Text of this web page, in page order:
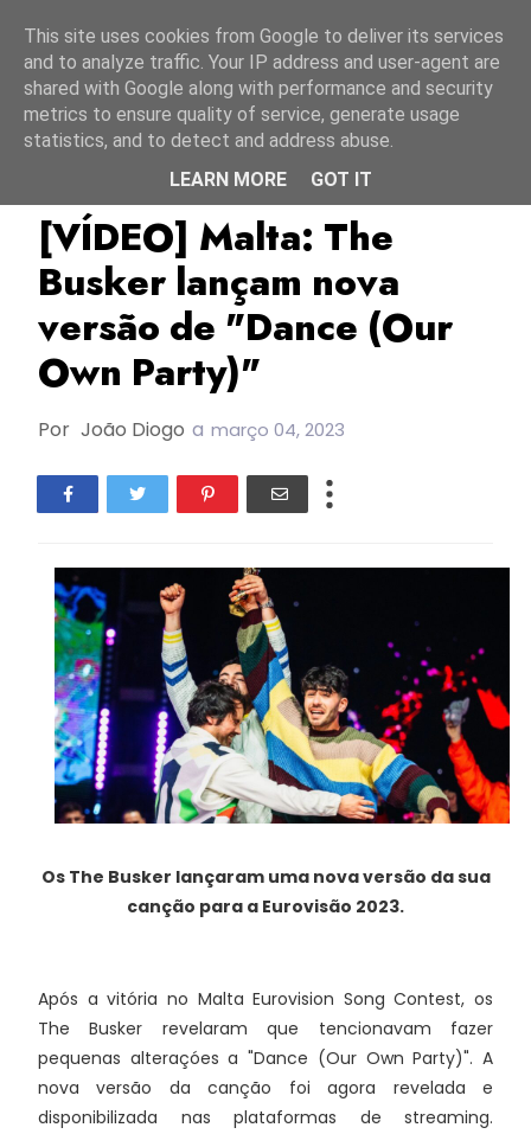
Malta The Busker
[VÍDEO] Malta: The
Busker lançam nova
versão de "Dance (Our
Own Party)"
Por João Diogo a março 04, 2023
Os The Busker lançaram uma nova versão da sua
canção para a Eurovisão 2023.
Após a vitória no Malta Eurovision Song Contest, os
The Busker revelaram que tencionavam fazer
pequenas alteraçóes a "Dance (Our Own Party)". A
nova versão da canção foi agora revelada e
disponibilizada nas plataformas de streaming.
This site uses cookies from Google to deliver its services
and to analyze traffic. Your IP address and user-agent are
shared with Google along with performance and security
metrics to ensure quality of service, generate usage
statistics, and to detect and address abuse.
LEARN MORE
GOT IT